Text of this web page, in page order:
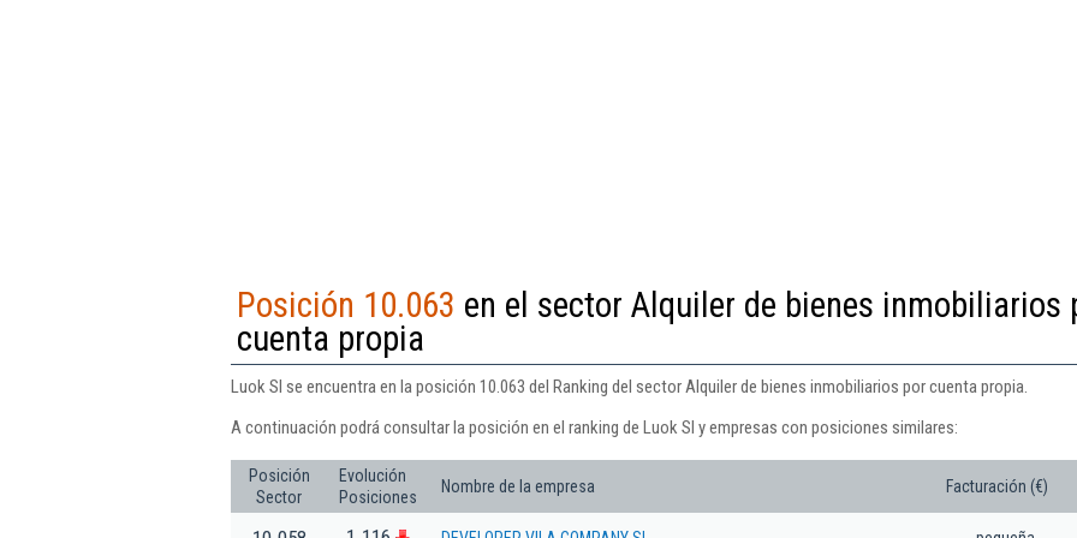
Posición 10.063 en el sector Alquiler de bienes inmobiliarios
cuenta propia
Luok Sl se encuentra en la posición 10.063 del Ranking del sector Alquiler de bienes inmobiliarios por cuenta propia.
A continuación podrá consultar la posición en el ranking de Luok Sl y empresas con posiciones similares:
Posición
Sector
Evolución
Posiciones
Nombre de la empresa Facturación (€)